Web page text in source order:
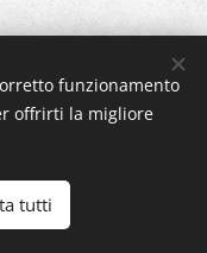
funzionamento
offrirti la migliore
tutti